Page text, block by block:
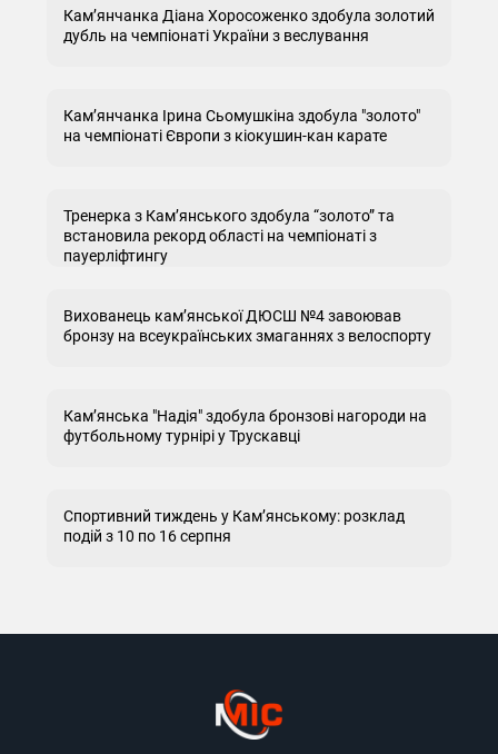
Кам’янчанка Діана Хоросоженко здобула золотий
дубль на чемпіонаті України з веслування
Кам’янчанка Ірина Сьомушкіна здобула "золото"
на чемпіонаті Європи з кіокушин-кан карате
Тренерка з Кам’янського здобула “золото” та
встановила рекорд області на чемпіонаті з
пауерліфтингу
Вихованець кам’янської ДЮСШ №4 завоював
бронзу на всеукраїнських змаганнях з велоспорту
Кам’янська "Надія" здобула бронзові нагороди на
футбольному турнірі у Трускавці
Спортивний тиждень у Кам’янському: розклад
подій з 10 по 16 серпня